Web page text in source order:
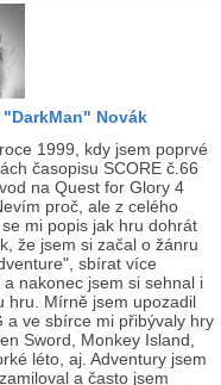
"DarkMan" Novák
1999, kdy jsem poprvé
časopisu SCORE č.66
na Quest for Glory 4
proč, ale z celého
mi popis jak hru dohrát
že jsem si začal o žánru
sbírat více
a nakonec jsem si sehnal i
hru. Mírně jsem upozadil
a ve sbírce mi přibývaly hry
Sword, Monkey Island,
léto, aj. Adventury jsem
a často jsem